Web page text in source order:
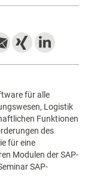
für alle
Logistik
Funktionen
des
für eine
Modulen der SAP-
SAP-